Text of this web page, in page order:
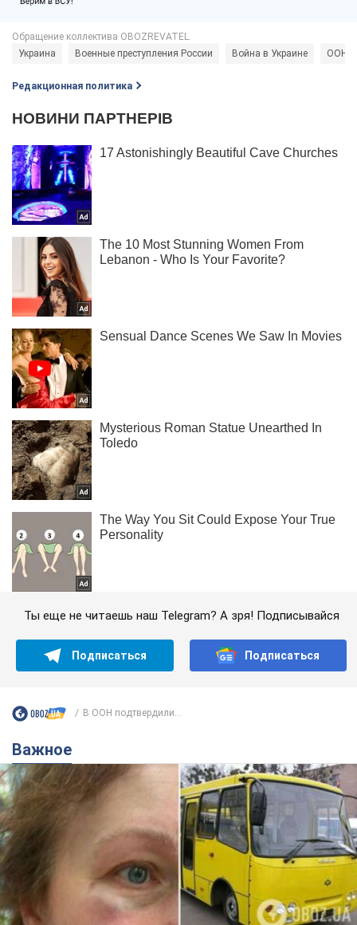
Украина Военные преступления России Война в Украине ООН
Редакционная политика
Ты еще не читаешь наш Telegram? А зря! Подписывайся
Подписаться Подписаться
В ООН подтвердили...
Важное